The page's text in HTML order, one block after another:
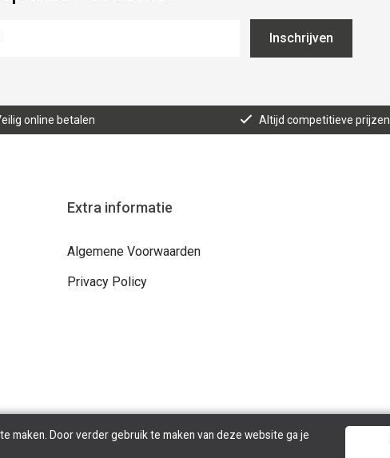
Inschrijven
online betalen Altijd competitieve prijzen
Extra informatie
Algemene Voorwaarden
Privacy Policy
maken. Door verder gebruik te maken van deze website ga je